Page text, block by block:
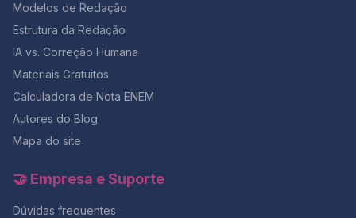
Modelos de Redação
Estrutura da Redação
IA vs. Correção Humana
Materiais Gratuitos
Calculadora de Nota ENEM
Autores do Blog
Mapa do site
🤝 Empresa e Suporte
Dúvidas frequentes